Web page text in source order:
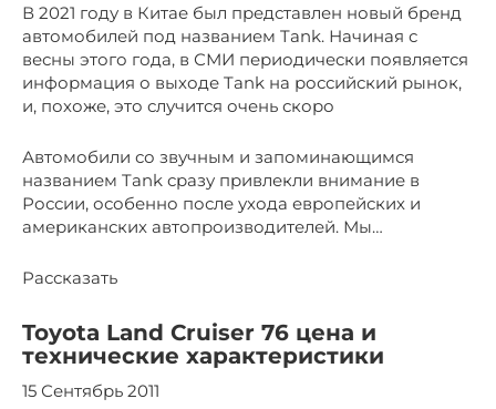
В 2021 году в Китае был представлен новый бренд
автомобилей под названием Tank. Начиная с
весны этого года, в СМИ периодически появляется
информация о выходе Tank на российский рынок,
и, похоже, это случится очень скоро
Автомобили со звучным и запоминающимся
названием Tank сразу привлекли внимание в
России, особенно после ухода европейских и
американских автопроизводителей. Мы…
Рассказать
Toyota Land Cruiser 76 цена и
технические характеристики
15 Сентябрь 2011